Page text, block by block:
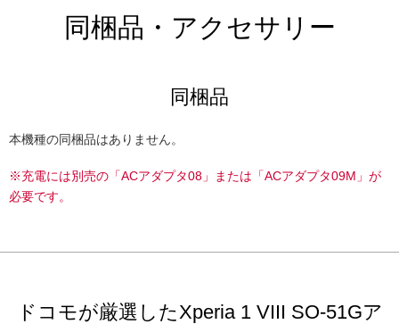
同梱品・アクセサリー
同梱品
本機種の同梱品はありません。
※充電には別売の「ACアダプタ08」または「ACアダプタ09M」が
必要です。
ドコモが厳選したXperia 1 VIII SO-51Gア